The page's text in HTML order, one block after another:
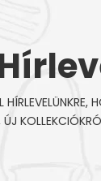
HÍRLEVELÜNKRE,